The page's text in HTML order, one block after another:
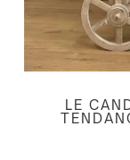
LE